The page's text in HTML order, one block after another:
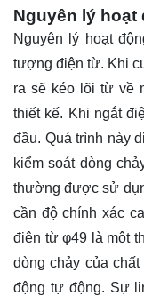
Nguyên lý hoạt
Nguyên lý hoạt
tượng điện từ. Khi
ra sẽ kéo lõi từ về
thiết kế. Khi ngắt
đầu. Quá trình này
kiểm soát dòng
thường được sử
cần độ chính xác
điện từ φ49 là một
dòng chảy của
động tự động. Sự